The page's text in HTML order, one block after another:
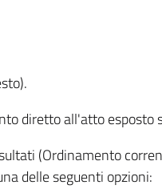
diretto all'atto
(Ordinamento
delle seguenti opzioni: